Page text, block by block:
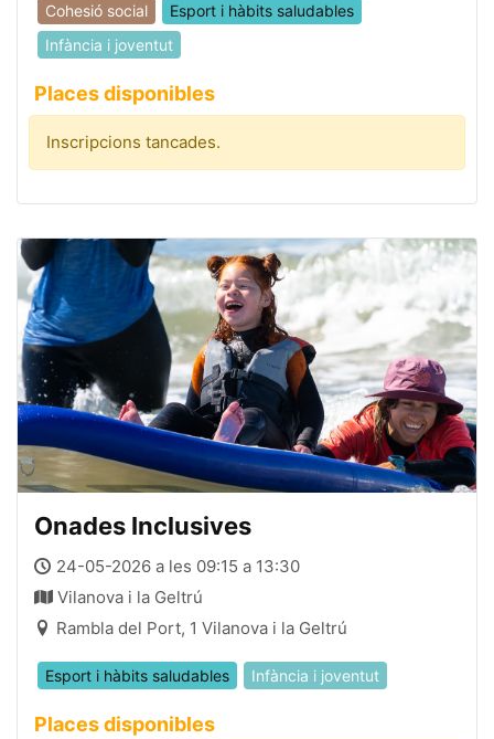
Cohesió social
Esport i hàbits saludables
Infància i joventut
Places disponibles
Inscripcions tancades.
Onades Inclusives
24-05-2026 a les 09:15 a 13:30
Vilanova i la Geltrú
Rambla del Port, 1 Vilanova i la Geltrú
Esport i hàbits saludables Infància i joventut
Places disponibles